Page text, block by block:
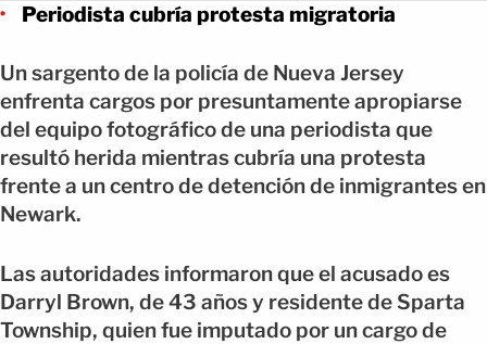
Periodista cubría protesta migratoria
Un sargento de la policía de Nueva Jersey
enfrenta cargos por presuntamente apropiarse
del equipo fotográfico de una periodista que
resultó herida mientras cubría una protesta
frente a un centro de detención de inmigrantes en
Newark.
Las autoridades informaron que el acusado es
Darryl Brown, de 43 años y residente de Sparta
Township, quien fue imputado por un cargo de